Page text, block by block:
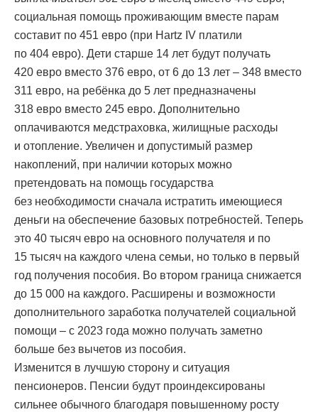
социальная помощь проживающим вместе парам
составит по 451 евро (при Hartz IV платили
по 404 евро). Дети старше 14 лет будут получать
420 евро вместо 376 евро, от 6 до 13 лет – 348 вместо
311 евро, на ребёнка до 5 лет предназначены
318 евро вместо 245 евро. Дополнительно
оплачиваются медстраховка, жилищные расходы
и отопление. Увеличен и допустимый размер
накоплений, при наличии которых можно
претендовать на помощь государства
без необходимости сначала истратить имеющиеся
деньги на обеспечение базовых потребностей. Теперь
это 40 тысяч евро на основного получателя и по
15 тысяч на каждого члена семьи, но только в первый
год получения пособия. Во втором граница снижается
до 15 000 на каждого. Расширены и возможности
дополнительного заработка получателей социальной
помощи – с 2023 года можно получать заметно
больше без вычетов из пособия.
Изменится в лучшую сторону и ситуация
пенсионеров. Пенсии будут проиндексированы
сильнее обычного благодаря повышенному росту